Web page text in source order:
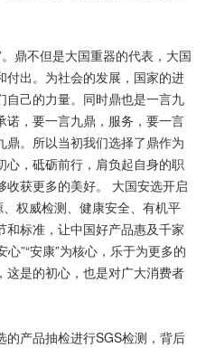
鼎不但是大国重器的代表，大国
付出。为社会的发展，国家的进
自己的力量。同时鼎也是一言九
诺，要一言九鼎，服务，要一言
。所以当初我们选择了鼎作为
，砥砺前行，肩负起自身的职
获更多的美好。 大国安选开启
权威检测、健康安全、有机平
标准，让中国好产品惠及千家
心”“安康”为核心，乐于为更多的
这是的初心，也是对广大消费者
的产品抽检进行SGS检测，背后